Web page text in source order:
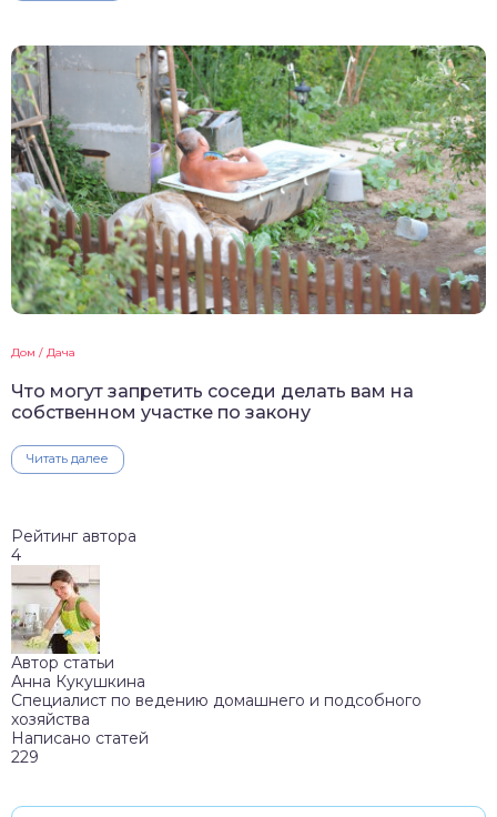
Дом / Дача
Что могут запретить соседи делать вам на
собственном участке по закону
Читать далее
Рейтинг автора
4
Автор статьи
Анна Кукушкина
Специалист по ведению домашнего и подсобного
хозяйства
Написано статей
229